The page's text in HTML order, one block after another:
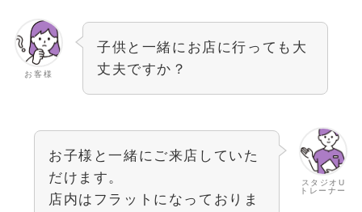
お客様
子供と一緒にお店に行っても大
丈夫ですか？
スタジオU
トレーナー
お子様と一緒にご来店していた
だけます。
店内はフラットになっておりま